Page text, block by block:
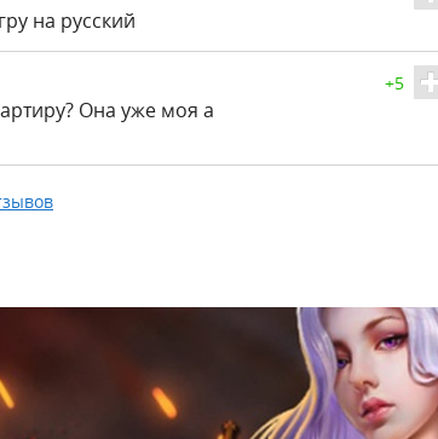
на русский
Она уже моя а
+5